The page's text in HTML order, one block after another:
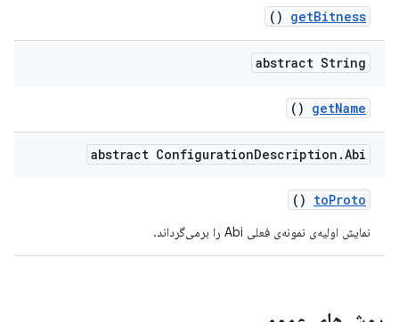
getBitness
()
abstract String
getName
()
abstract ConfigurationDescription .Abi
toProto
()
نمایش اولیه‌ی نمونه‌ی فعلی Abi را برمی‌گرداند.